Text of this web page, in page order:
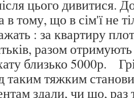
цього дивитися.
в тому, що в сім'ї не
: за квартиру
разом
близько 5000р.
таким тяжким
здали, чи що, раз